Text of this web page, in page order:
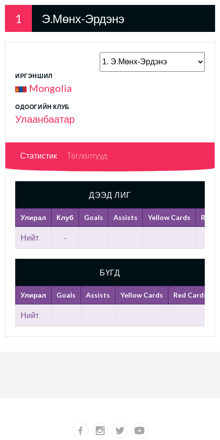
1 Э.Мөнх-Эрдэнэ
ИРГЭНШИЛ
Mongolia
ОДООГИЙН КЛУБ
Улаанбаатар
Статистик Тоглолтууд
ДЭЭД ЛИГ
Улирал Клуб Goals Assists Yellow Cards Red
Нийт -
БҮГД
Улирал Goals Assists Yellow Cards Red Cards
Нийт